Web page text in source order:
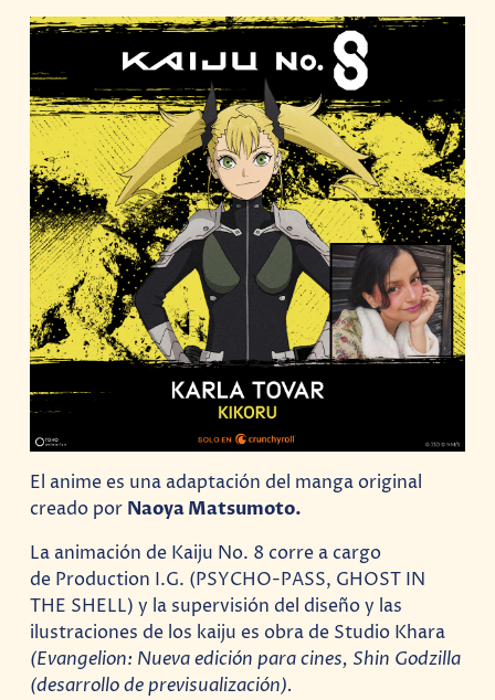
El anime es una adaptación del manga original
creado por Naoya Matsumoto.
La animación de Kaiju No. 8 corre a cargo
de Production I.G. (PSYCHO-PASS, GHOST IN
THE SHELL) y la supervisión del diseño y las
ilustraciones de los kaiju es obra de Studio Khara
(Evangelion: Nueva edición para cines, Shin Godzilla
(desarrollo de previsualización).